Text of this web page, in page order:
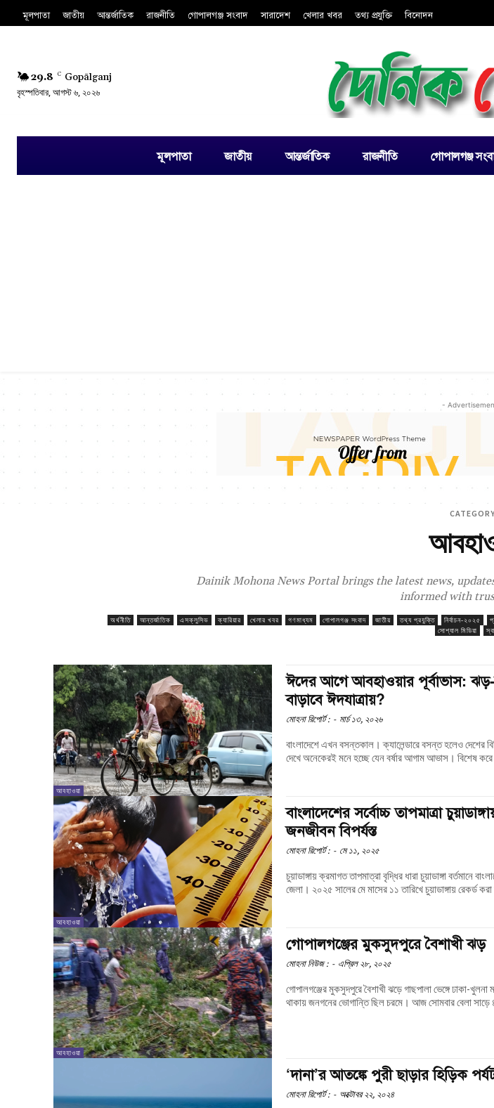
মূলপাতা জাতীয় আন্তর্জাতিক রাজনীতি গোপালগঞ্জ সংবাদ সারাদেশ খেলার খবর তথ্য প্রযুক্তি বিনোদন
29.8 C Gopālganj
বৃহস্পতিবার, আগস্ট ৬, ২০২৬
মূলপাতা জাতীয় আন্তর্জাতিক রাজনীতি গোপালগঞ্জ
-
Dainik Mohona News Portal brings the latest news,
informed with
অর্থনীতি আন্তর্জাতিক এসক্লুসিভ ক্যারিয়ার খেলার খবর গণমাধ্যম গোপালগঞ্জ সংবাদ জাতীয় তথ্য প্রযুক্তি নির্বাচন-২০২৫
সোশ্যাল মিডিয়া
আবহাওয়া
ঈদের আগে আবহাওয়ার পূর্বাভাস: ঝড়-
বাড়াবে ঈদযাত্রায়?
মোহনা রিপোর্ট : - মার্চ ১৩, ২০২৬
বাংলাদেশে এখন বসন্তকাল। ক্যালেন্ডারে বসন্ত হলেও দেশের
দেখে অনেকেরই মনে হচ্ছে যেন বর্ষার আগাম আভাস। বিশেষ করে
আবহাওয়া
বাংলাদেশের সর্বোচ্চ তাপমাত্রা
জনজীবন বিপর্যস্ত
মোহনা রিপোর্ট : - মে ১১, ২০২৫
চুয়াডাঙ্গায় ক্রমাগত তাপমাত্রা বৃদ্ধির ধারা চুয়াডাঙ্গা বর্তমানে বাংলাদেশের তাপমাত্রার শীর্ষে থাকা
জেলা। ২০২৫ সালের মে মাসের ১১ তারিখে চুয়াডাঙ্গায় রেকর্ড
আবহাওয়া
গোপালগঞ্জের মুকসুদপুরে বৈশাখী ঝড়
মোহনা নিউজ : - এপ্রিল ২৮, ২০২৫
গোপালগঞ্জের মুকসুদপুরে বৈশাখী ঝড়ে গাছপালা ভেঙ্গে ঢাকা-
থাকায় জনগনের ভোগান্তি ছিল চরমে। আজ
‘দানা’র আতঙ্কে পুরী ছাড়ার হিড়িক
মোহনা রিপোর্ট : - অক্টোবর ২২, ২০২৪